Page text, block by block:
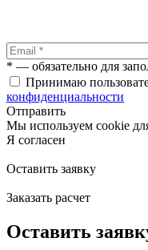
* — обязательно для
Принимаю
конфиденциальности
Отправить
Мы используем cookie
Я согласен
Оставить заявку
Заказать расчет
Оставить